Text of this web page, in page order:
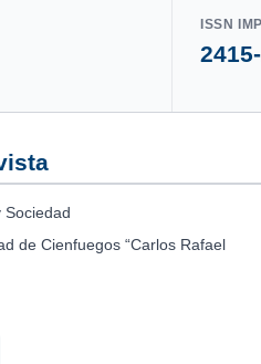
ISSN
Sociedad
de Cienfuegos “Carlos Rafael